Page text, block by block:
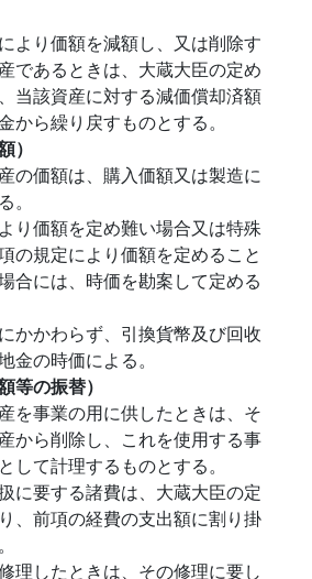
より価額を減額し、又は削除す
であるときは、大蔵大臣の定め
当該資産に対する減価償却済額
から繰り戻すものとする。
）
の価額は、購入価額又は製造に
。
り価額を定め難い場合又は特殊
の規定により価額を定めること
合には、時価を勘案して定める
かかわらず、引換貨幣及び回收
金の時価による。
等の振替）
を事業の用に供したときは、そ
から削除し、これを使用する事
して計理するものとする。
に要する諸費は、大蔵大臣の定
、前項の経費の支出額に割り掛
理したときは、その修理に要し